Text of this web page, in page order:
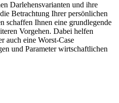
Darlehensvarianten und ihre
Betrachtung Ihrer persönlichen
schaffen Ihnen eine grundlegende
Vorgehen. Dabei helfen
auch eine Worst-Case
und Parameter wirtschaftlichen